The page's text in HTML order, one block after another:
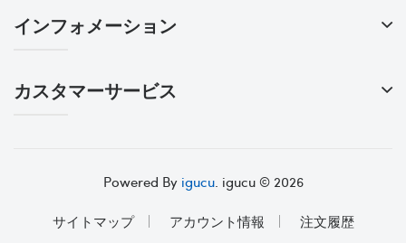
インフォメーション
カスタマーサービス
Powered By igucu. igucu © 2026
サイトマップ
アカウント情報 注文履歴